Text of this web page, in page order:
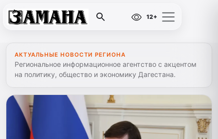
12+
АКТУАЛЬНЫЕ НОВОСТИ РЕГИОНА
Региональное информационное агентство с акцентом
на политику, общество и экономику Дагестана.